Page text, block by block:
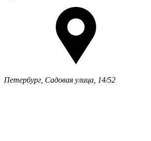
Петербург, Садовая улица, 14/52